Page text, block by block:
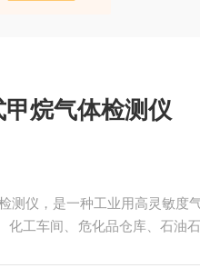
烷气体检测仪
测仪，是一种工业用高灵敏度
化工车间、危化品仓库、石油